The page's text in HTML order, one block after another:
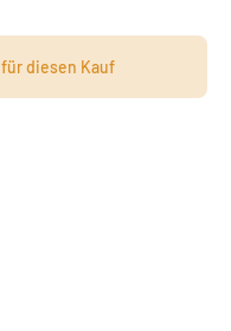
für diesen Kauf